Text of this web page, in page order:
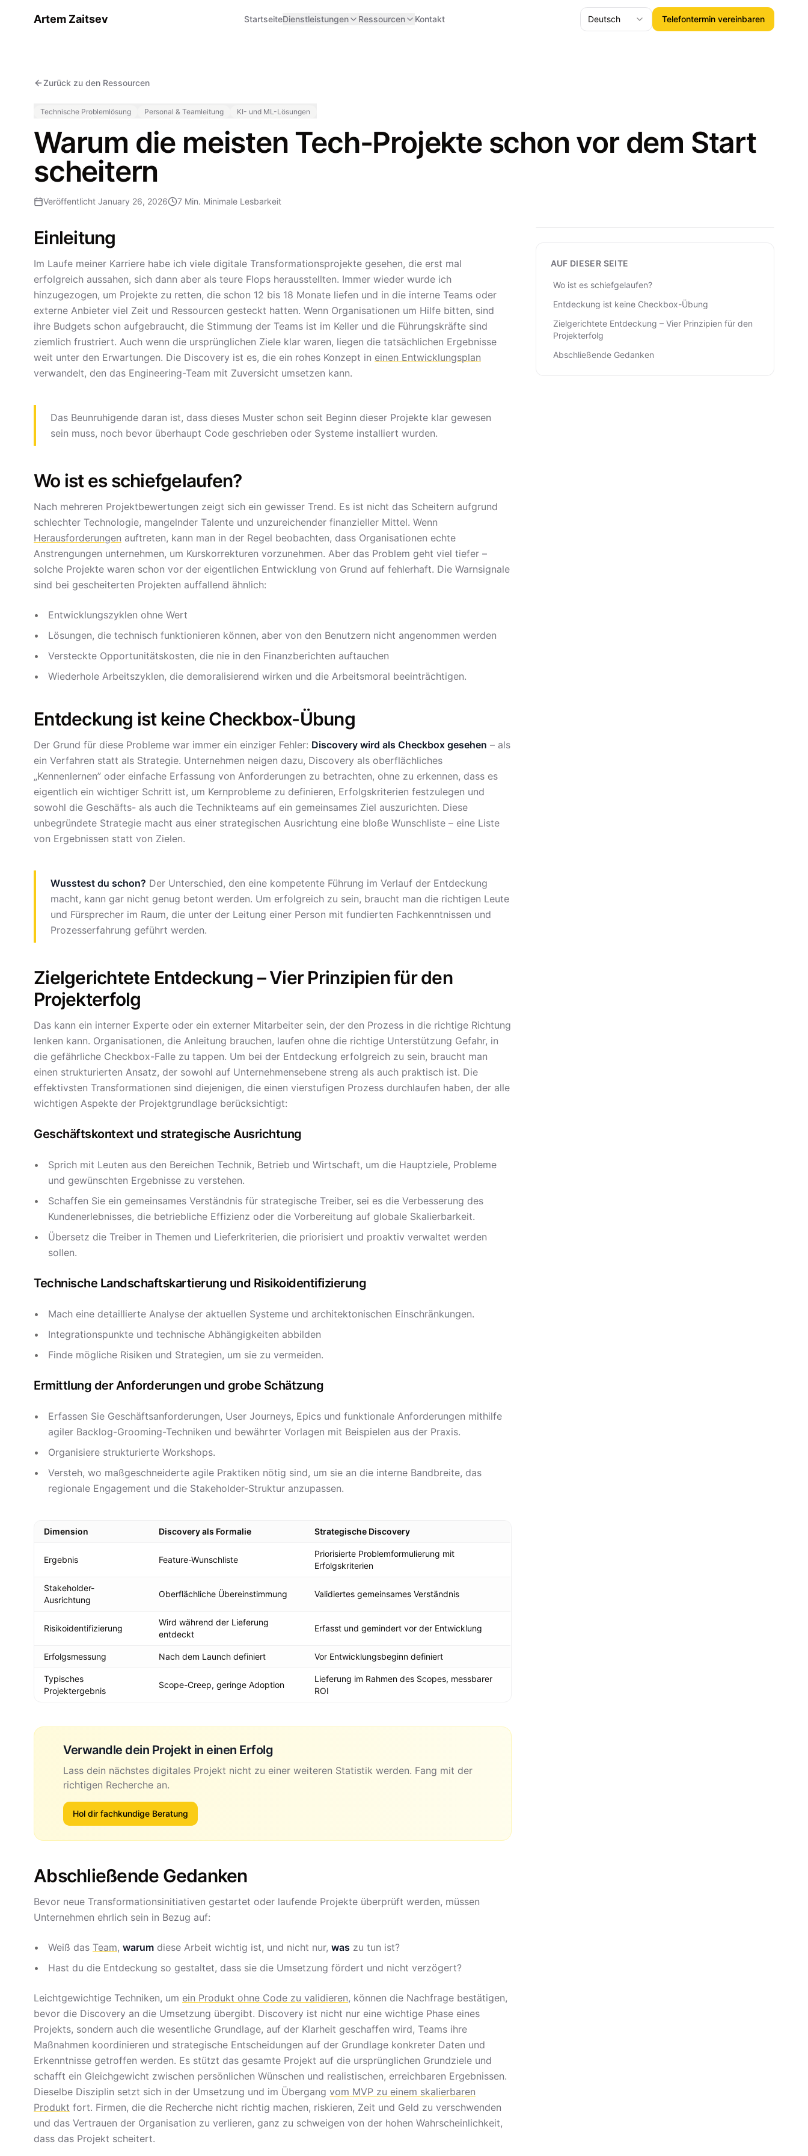
Artem Zaitsev StartseiteDienstleistungen Ressourcen Kontakt Deutsch Telefontermin vereinbaren
Zurück zu den Ressourcen
Technische Problemlösung Personal & Teamleitung KI- und ML-Lösungen
Warum die meisten Tech-Projekte schon vor dem Start
scheitern
Veröffentlicht January 26, 2026 7 Min. Minimale Lesbarkeit
Einleitung
Im Laufe meiner Karriere habe ich viele digitale Transformationsprojekte gesehen, die erst mal
erfolgreich aussahen, sich dann aber als teure Flops herausstellten. Immer wieder wurde ich
hinzugezogen, um Projekte zu retten, die schon 12 bis 18 Monate liefen und in die interne Teams oder
externe Anbieter viel Zeit und Ressourcen gesteckt hatten. Wenn Organisationen um Hilfe bitten, sind
ihre Budgets schon aufgebraucht, die Stimmung der Teams ist im Keller und die Führungskräfte sind
ziemlich frustriert. Auch wenn die ursprünglichen Ziele klar waren, liegen die tatsächlichen Ergebnisse
weit unter den Erwartungen. Die Discovery ist es, die ein rohes Konzept in einen Entwicklungsplan
verwandelt, den das Engineering-Team mit Zuversicht umsetzen kann.
Das Beunruhigende daran ist, dass dieses Muster schon seit Beginn dieser Projekte klar gewesen
sein muss, noch bevor überhaupt Code geschrieben oder Systeme installiert wurden.
Wo ist es schiefgelaufen?
Nach mehreren Projektbewertungen zeigt sich ein gewisser Trend. Es ist nicht das Scheitern aufgrund
schlechter Technologie, mangelnder Talente und unzureichender finanzieller Mittel. Wenn
Herausforderungen auftreten, kann man in der Regel beobachten, dass Organisationen echte
Anstrengungen unternehmen, um Kurskorrekturen vorzunehmen. Aber das Problem geht viel tiefer –
solche Projekte waren schon vor der eigentlichen Entwicklung von Grund auf fehlerhaft. Die Warnsignale
sind bei gescheiterten Projekten auffallend ähnlich:
Entwicklungszyklen ohne Wert
Lösungen, die technisch funktionieren können, aber von den Benutzern nicht angenommen werden
Versteckte Opportunitätskosten, die nie in den Finanzberichten auftauchen
Wiederhole Arbeitszyklen, die demoralisierend wirken und die Arbeitsmoral beeinträchtigen.
Entdeckung ist keine Checkbox-Übung
Der Grund für diese Probleme war immer ein einziger Fehler: Discovery wird als Checkbox gesehen – als
ein Verfahren statt als Strategie. Unternehmen neigen dazu, Discovery als oberflächliches
„Kennenlernen” oder einfache Erfassung von Anforderungen zu betrachten, ohne zu erkennen, dass es
eigentlich ein wichtiger Schritt ist, um Kernprobleme zu definieren, Erfolgskriterien festzulegen und
sowohl die Geschäfts- als auch die Technikteams auf ein gemeinsames Ziel auszurichten. Diese
unbegründete Strategie macht aus einer strategischen Ausrichtung eine bloße Wunschliste – eine Liste
von Ergebnissen statt von Zielen.
Wusstest du schon? Der Unterschied, den eine kompetente Führung im Verlauf der Entdeckung
macht, kann gar nicht genug betont werden. Um erfolgreich zu sein, braucht man die richtigen Leute
und Fürsprecher im Raum, die unter der Leitung einer Person mit fundierten Fachkenntnissen und
Prozesserfahrung geführt werden.
Zielgerichtete Entdeckung – Vier Prinzipien für den
Projekterfolg
Das kann ein interner Experte oder ein externer Mitarbeiter sein, der den Prozess in die richtige Richtung
lenken kann. Organisationen, die Anleitung brauchen, laufen ohne die richtige Unterstützung Gefahr, in
die gefährliche Checkbox-Falle zu tappen. Um bei der Entdeckung erfolgreich zu sein, braucht man
einen strukturierten Ansatz, der sowohl auf Unternehmensebene streng als auch praktisch ist. Die
effektivsten Transformationen sind diejenigen, die einen vierstufigen Prozess durchlaufen haben, der alle
wichtigen Aspekte der Projektgrundlage berücksichtigt:
Geschäftskontext und strategische Ausrichtung
Sprich mit Leuten aus den Bereichen Technik, Betrieb und Wirtschaft, um die Hauptziele, Probleme
und gewünschten Ergebnisse zu verstehen.
Schaffen Sie ein gemeinsames Verständnis für strategische Treiber, sei es die Verbesserung des
Kundenerlebnisses, die betriebliche Effizienz oder die Vorbereitung auf globale Skalierbarkeit.
Übersetz die Treiber in Themen und Lieferkriterien, die priorisiert und proaktiv verwaltet werden
sollen.
Technische Landschaftskartierung und Risikoidentifizierung
Mach eine detaillierte Analyse der aktuellen Systeme und architektonischen Einschränkungen.
Integrationspunkte und technische Abhängigkeiten abbilden
Finde mögliche Risiken und Strategien, um sie zu vermeiden.
Ermittlung der Anforderungen und grobe Schätzung
Erfassen Sie Geschäftsanforderungen, User Journeys, Epics und funktionale Anforderungen mithilfe
agiler Backlog-Grooming-Techniken und bewährter Vorlagen mit Beispielen aus der Praxis.
Organisiere strukturierte Workshops.
Versteh, wo maßgeschneiderte agile Praktiken nötig sind, um sie an die interne Bandbreite, das
regionale Engagement und die Stakeholder-Struktur anzupassen.
Dimension Discovery als Formalie Strategische Discovery
Ergebnis Feature-Wunschliste
Priorisierte Problemformulierung mit
Erfolgskriterien
Stakeholder-
Ausrichtung
Oberflächliche Übereinstimmung Validiertes gemeinsames Verständnis
Risikoidentifizierung
Wird während der Lieferung
entdeckt
Erfasst und gemindert vor der Entwicklung
Erfolgsmessung Nach dem Launch definiert Vor Entwicklungsbeginn definiert
Typisches
Projektergebnis
Scope-Creep, geringe Adoption
Lieferung im Rahmen des Scopes, messbarer
ROI
Verwandle dein Projekt in einen Erfolg
Lass dein nächstes digitales Projekt nicht zu einer weiteren Statistik werden. Fang mit der
richtigen Recherche an.
Hol dir fachkundige Beratung
Abschließende Gedanken
Bevor neue Transformationsinitiativen gestartet oder laufende Projekte überprüft werden, müssen
Unternehmen ehrlich sein in Bezug auf:
Weiß das Team, warum diese Arbeit wichtig ist, und nicht nur, was zu tun ist?
Hast du die Entdeckung so gestaltet, dass sie die Umsetzung fördert und nicht verzögert?
Leichtgewichtige Techniken, um ein Produkt ohne Code zu validieren, können die Nachfrage bestätigen,
bevor die Discovery an die Umsetzung übergibt. Discovery ist nicht nur eine wichtige Phase eines
Projekts, sondern auch die wesentliche Grundlage, auf der Klarheit geschaffen wird, Teams ihre
Maßnahmen koordinieren und strategische Entscheidungen auf der Grundlage konkreter Daten und
Erkenntnisse getroffen werden. Es stützt das gesamte Projekt auf die ursprünglichen Grundziele und
schafft ein Gleichgewicht zwischen persönlichen Wünschen und realistischen, erreichbaren Ergebnissen.
Dieselbe Disziplin setzt sich in der Umsetzung und im Übergang vom MVP zu einem skalierbaren
Produkt fort. Firmen, die die Recherche nicht richtig machen, riskieren, Zeit und Geld zu verschwenden
und das Vertrauen der Organisation zu verlieren, ganz zu schweigen von der hohen Wahrscheinlichkeit,
dass das Projekt scheitert.
AUF DIESER SEITE
Wo ist es schiefgelaufen?
Entdeckung ist keine Checkbox-Übung
Zielgerichtete Entdeckung – Vier Prinzipien für den
Projekterfolg
Abschließende Gedanken